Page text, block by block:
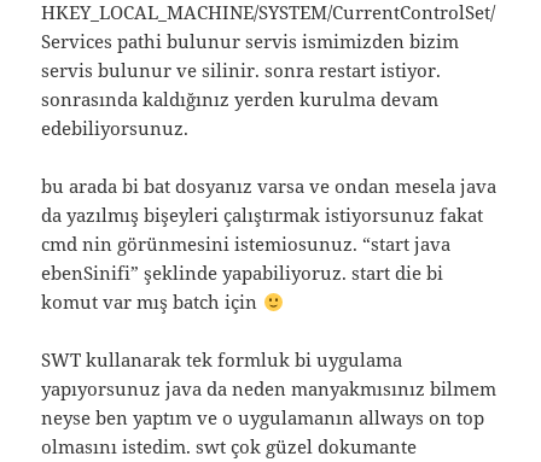
HKEY_LOCAL_MACHINE/SYSTEM/CurrentControlSet/
Services pathi bulunur servis ismimizden bizim
servis bulunur ve silinir. sonra restart istiyor.
sonrasında kaldığınız yerden kurulma devam
edebiliyorsunuz.
bu arada bi bat dosyanız varsa ve ondan mesela java
da yazılmış bişeyleri çalıştırmak istiyorsunuz fakat
cmd nin görünmesini istemiosunuz. “start java
ebenSinifi” şeklinde yapabiliyoruz. start die bi
komut var mış batch için
SWT kullanarak tek formluk bi uygulama
yapıyorsunuz java da neden manyakmısınız bilmem
neyse ben yaptım ve o uygulamanın allways on top
olmasını istedim. swt çok güzel dokumante